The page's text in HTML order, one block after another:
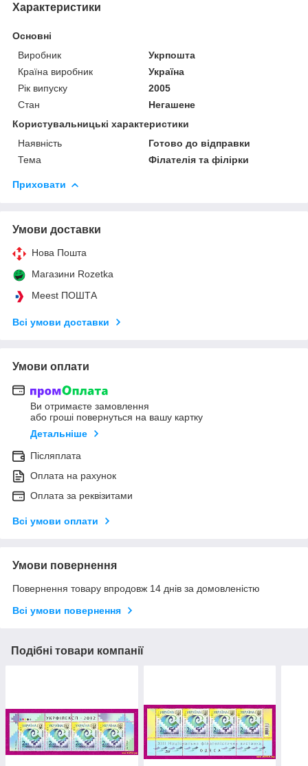
Характеристики
Основні
Виробник
Укрпошта
Країна виробник
Україна
Рік випуску
2005
Стан
Негашене
Користувальницькі характеристики
Наявність
Готово до відправки
Тема
Філателія та філірки
Приховати
Умови доставки
Нова Пошта
Магазини Rozetka
Meest ПОШТА
Всі умови доставки
Умови оплати
Ви отримаєте замовлення
або гроші повернуться на вашу картку
Детальніше
Післяплата
Оплата на рахунок
Оплата за реквізитами
Всі умови оплати
Умови повернення
Повернення товару впродовж 14 днів за домовленістю
Всі умови повернення
Подібні товари компанії